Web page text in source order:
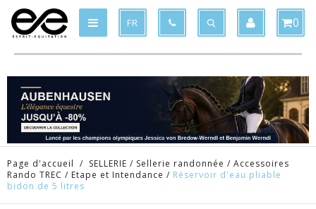
FR 0
Page d'accueil / SELLERIE / Sellerie randonnée / Accessoires
Rando TREC / Etape et Intendance / Réservoir d'eau pliable
bidon de 5 litres
Produit ajouté au panier x
Produit supprimé du panier x